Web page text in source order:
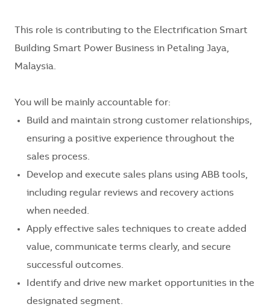
This role is contributing to the Electrification Smart
Building Smart Power Business in Petaling Jaya,
Malaysia.
You will be mainly accountable for:
Build and maintain strong customer relationships,
ensuring a positive experience throughout the
sales process.
Develop and execute sales plans using ABB tools,
including regular reviews and recovery actions
when needed.
Apply effective sales techniques to create added
value, communicate terms clearly, and secure
successful outcomes.
Identify and drive new market opportunities in the
designated segment.